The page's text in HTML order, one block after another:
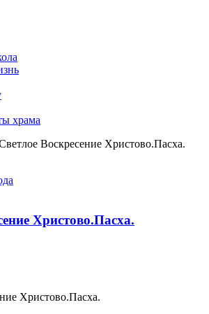
храма
Воскресение Христово.Пасха.
Христово.Пасха.